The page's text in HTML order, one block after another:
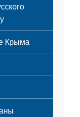
Крыма